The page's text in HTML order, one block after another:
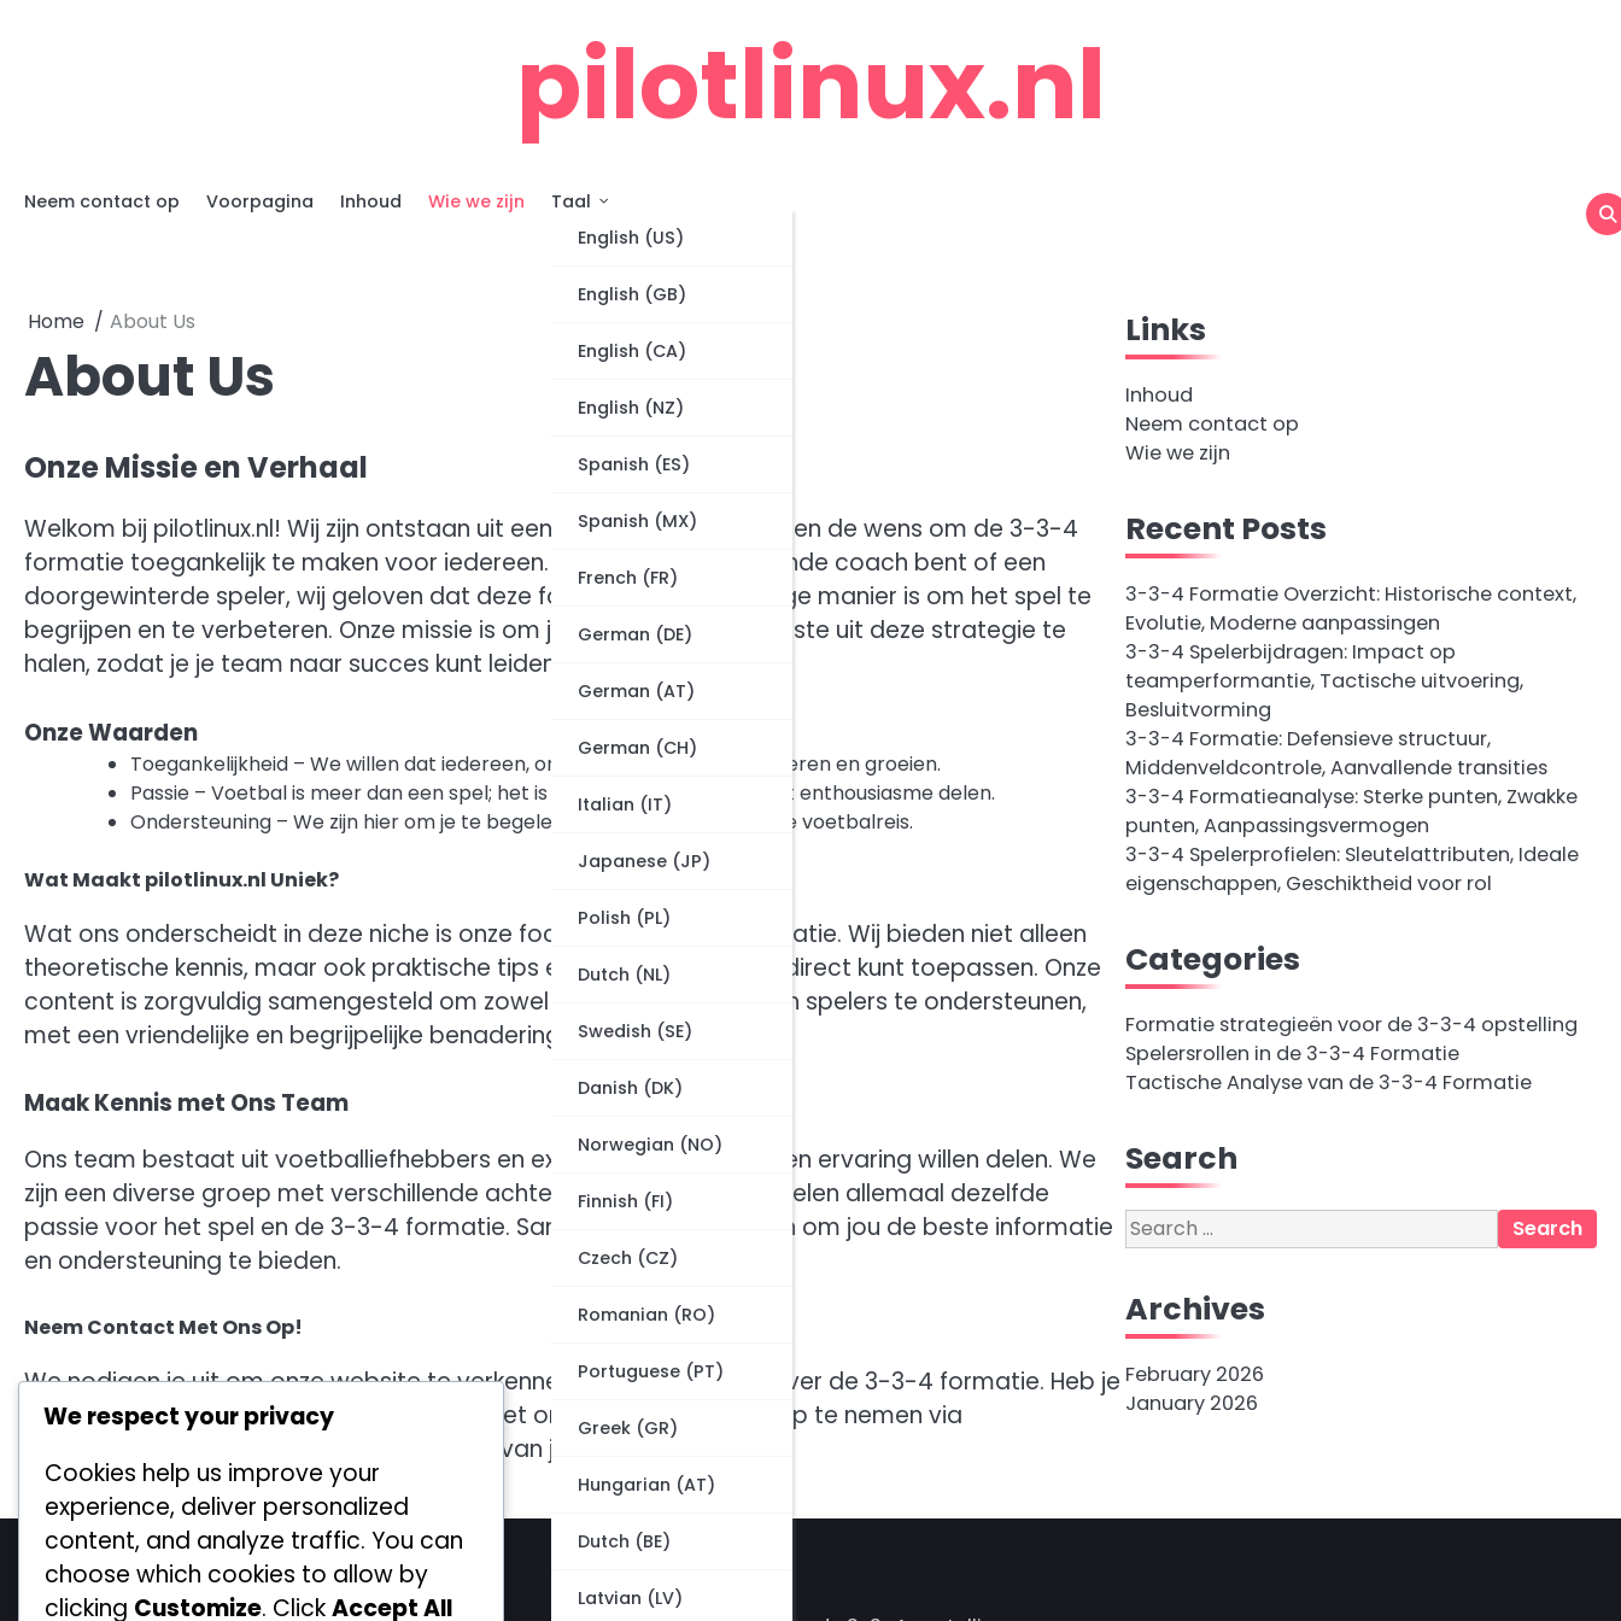
pilotlinux.nl
Neem contact op Voorpagina Inhoud Wie we zijn
Taal
English (US)
English (GB)
English (CA)
English (NZ)
Spanish (ES)
Spanish (MX)
French (FR)
German (DE)
German (AT)
German (CH)
Italian (IT)
Japanese (JP)
Polish (PL)
Dutch (NL)
Swedish (SE)
Danish (DK)
Norwegian (NO)
Finnish (FI)
Czech (CZ)
Romanian (RO)
Portuguese (PT)
Greek (GR)
Hungarian (AT)
Dutch (BE)
Latvian (LV)
Home About Us
About Us
Onze Missie en Verhaal
Welkom bij pilotlinux.nl! Wij zijn ontstaan uit een passie voor voetbal en de wens om de 3-3-4
formatie toegankelijk te maken voor iedereen. Of je nu een beginnende coach bent of een
doorgewinterde speler, wij geloven dat deze formatie een geweldige manier is om het spel te
begrijpen en te verbeteren. Onze missie is om jou te helpen het meeste uit deze strategie te
halen, zodat je je team naar succes kunt leiden.
Onze Waarden
Toegankelijkheid – We willen dat iedereen, ongeacht hun niveau, kan leren en groeien.
Passie – Voetbal is meer dan een spel; het is een levensstijl die we met enthousiasme delen.
Ondersteuning – We zijn hier om je te begeleiden en te inspireren op je voetbalreis.
Wat Maakt pilotlinux.nl Uniek?
Wat ons onderscheidt in deze niche is onze focus op de 3-3-4 formatie. Wij bieden niet alleen
theoretische kennis, maar ook praktische tips en strategieën die je direct kunt toepassen. Onze
content is zorgvuldig samengesteld om zowel beginners als ervaren spelers te ondersteunen,
met een vriendelijke en begrijpelijke benadering.
Maak Kennis met Ons Team
Ons team bestaat uit voetballiefhebbers en experts die hun kennis en ervaring willen delen. We
zijn een diverse groep met verschillende achtergronden, maar we delen allemaal dezelfde
passie voor het spel en de 3-3-4 formatie. Samen werken we eraan om jou de beste informatie
en ondersteuning te bieden.
Neem Contact Met Ons Op!
We nodigen je uit om onze website te verkennen en meer te leren over de 3-3-4 formatie. Heb je
vragen of wil je meer weten? Aarzel dan niet om contact met ons op te nemen via
. We kijken ernaar uit om van je te horen!
Links
Inhoud
Neem contact op
Wie we zijn
Recent Posts
3-3-4 Formatie Overzicht: Historische context,
Evolutie, Moderne aanpassingen
3-3-4 Spelerbijdragen: Impact op
teamperformantie, Tactische uitvoering,
Besluitvorming
3-3-4 Formatie: Defensieve structuur,
Middenveldcontrole, Aanvallende transities
3-3-4 Formatieanalyse: Sterke punten, Zwakke
punten, Aanpassingsvermogen
3-3-4 Spelerprofielen: Sleutelattributen, Ideale
eigenschappen, Geschiktheid voor rol
Categories
Formatie strategieën voor de 3-3-4 opstelling
Spelersrollen in de 3-3-4 Formatie
Tactische Analyse van de 3-3-4 Formatie
Search
Search
for:
Archives
February 2026
January 2026
Legal
We respect your privacy
Cookies help us improve your
experience, deliver personalized
content, and analyze traffic. You can
choose which cookies to allow by
clicking Customize. ClickAccept All